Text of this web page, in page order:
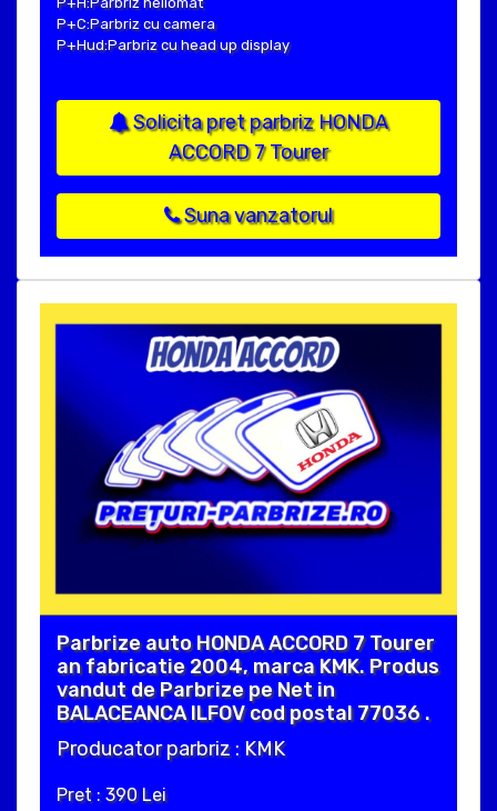
P+C:Parbriz cu camera
P+Hud:Parbriz cu head up display
Solicita pret parbriz HONDA
ACCORD 7 Tourer
Suna vanzatorul
Parbrize auto HONDA ACCORD 7 Tourer
an fabricatie 2004, marca KMK. Produs
vandut de Parbrize pe Net in
BALACEANCA ILFOV cod postal 77036 .
Producator parbriz : KMK
Pret : 390 Lei